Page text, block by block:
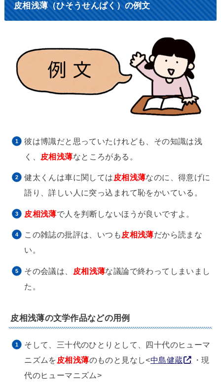
皮相浅薄（ひそうせんぱく）の例文
彼は博識だと思っていたけれども、その知識は浅
く、
皮相浅薄なところがある。
健太くんは車に関しては 皮相浅薄なのに、得意げに
語り、詳しい人に突っ込まれて恥をかいている。
皮相浅薄で人を判断しないほうが良いですよ。
この雑誌の批評は、いつも 皮相浅薄だから読まな
い。
その会議は、 皮相浅薄な議論で終わってしまいまし
た。
皮相浅薄の文学作品などの用例
そして、三十代のひとりとして、四十代のヒューマ
ニズムを 皮相浅薄のものと見なし<中島健蔵
・現
代のヒューマニズム>